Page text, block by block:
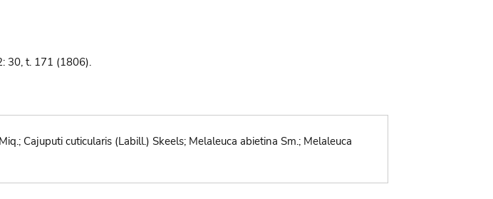
30, t. 171 (1806).
Cajuputi cuticularis (Labill.) Skeels; Melaleuca abietina Sm.; Melaleuca